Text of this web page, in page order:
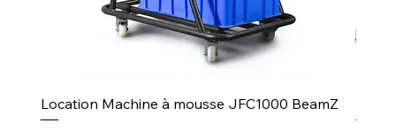
Location Machine à mousse JFC1000 BeamZ